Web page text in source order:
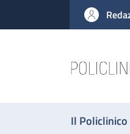
al contenuto principale
to footer content
Il Policlinico